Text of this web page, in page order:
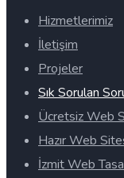
Hizmetlerimiz
İletişim
Projeler
Sık Sorulan
Ücretsiz Web
Hazır Web
İzmit Web